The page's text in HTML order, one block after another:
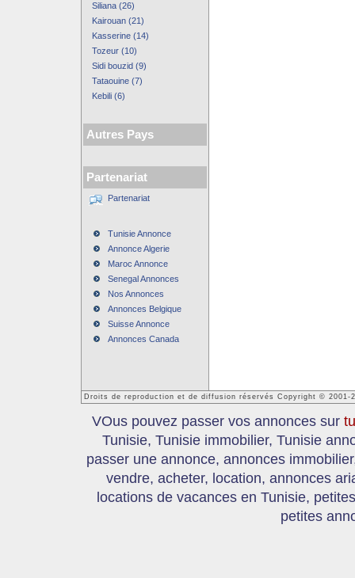
Siliana (26)
Kairouan (21)
Kasserine (14)
Tozeur (10)
Sidi bouzid (9)
Tataouine (7)
Kebili (6)
Autres Pays
Partenariat
Partenariat
Tunisie Annonce
Annonce Algerie
Maroc Annonce
Senegal Annonces
Nos Annonces
Annonces Belgique
Suisse Annonce
Annonces Canada
Droits de reproduction et de diffusion réservés Copyright © 2001-
VOus pouvez passer vos annonces sur
Tunisie, Tunisie immobilier, Tunisie
passer une annonce, annonces
vendre, acheter, location, annonces
locations de vacances en Tunisie,
petites